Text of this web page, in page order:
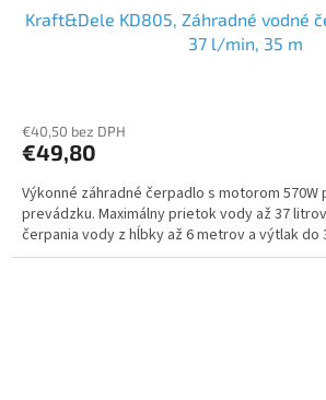
Kraft&Dele KD805, Záhradné vodné
37 l/min, 35 m
€40,50 bez DPH
€49,80
Výkonné záhradné čerpadlo s motorom 570W
prevádzku. Maximálny prietok vody až 37
čerpania vody z hĺbky až 6 metrov a výtlak do